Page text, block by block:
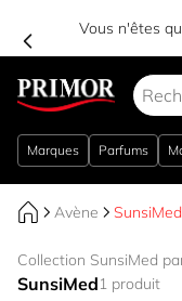
Vous n'êtes
Marques Parfums
Avène SunsiMed
Collection SunsiMed
SunsiMed1 produit